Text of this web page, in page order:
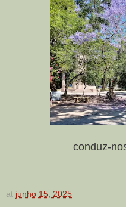
conduz-
at junho 15, 2025